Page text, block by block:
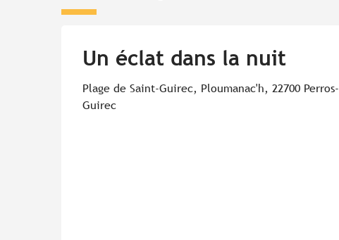
Un éclat dans la nuit
Plage de Saint-Guirec, Ploumanac'h, 22700 Perros-
Guirec